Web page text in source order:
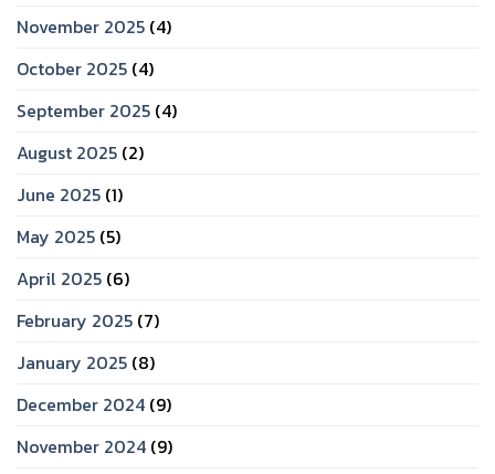
November 2025 (4)
October 2025 (4)
September 2025 (4)
August 2025 (2)
June 2025 (1)
May 2025 (5)
April 2025 (6)
February 2025 (7)
January 2025 (8)
December 2024 (9)
November 2024 (9)